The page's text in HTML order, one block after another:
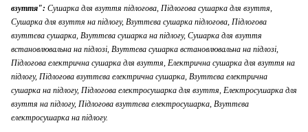
взуття": Сушарка для взуття підлогова, Підлогова сушарка для взуття,
Сушарка для взуття на підлогу, Взуттєва сушарка підлогова, Підлогова
взуттєва сушарка, Взуттєва сушарка на підлогу, Сушарка для взуття
встановлювальна на підлозі, Взуттєва сушарка встановлювальна на підлозі,
Підлогова електрична сушарка для взуття, Електрична сушарка для взуття на
підлогу, Підлогова взуттєва електрична сушарка, Взуттєва електрична
сушарка на підлогу, Підлогова електросушарка для взуття, Електросушарка для
взуття на підлогу, Підлогова взуттєва електросушарка, Взуттєва
електросушарка на підлогу.